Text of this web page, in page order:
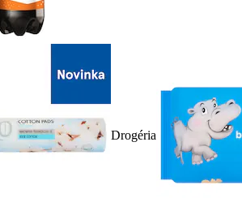
Drogéria